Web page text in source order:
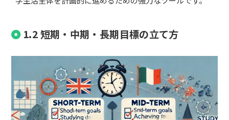
1.2 短期・中期・長期目標の立て方